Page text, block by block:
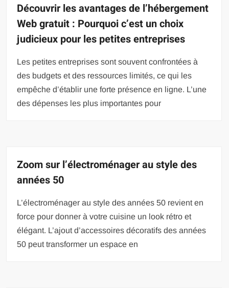
Découvrir les avantages de l’hébergement
Web gratuit : Pourquoi c’est un choix
judicieux pour les petites entreprises
Les petites entreprises sont souvent confrontées à
des budgets et des ressources limités, ce qui les
empêche d’établir une forte présence en ligne. L’une
des dépenses les plus importantes pour
Zoom sur l’électroménager au style des
années 50
L’électroménager au style des années 50 revient en
force pour donner à votre cuisine un look rétro et
élégant. L’ajout d’accessoires décoratifs des années
50 peut transformer un espace en